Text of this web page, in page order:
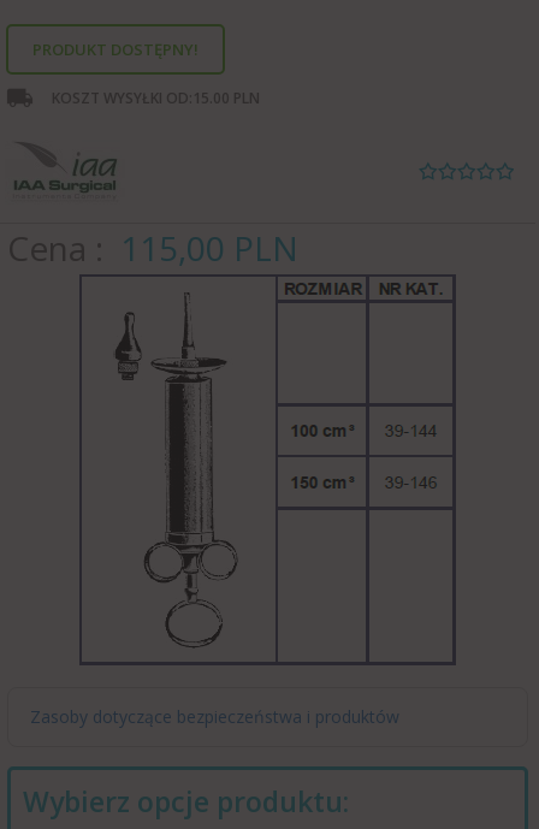
PRODUKT DOSTĘPNY!
KOSZT WYSYŁKI OD: 15.00 PLN
Cena 115,00 PLN
Zasoby dotyczące bezpieczeństwa i produktów
Wybierz opcje produktu: